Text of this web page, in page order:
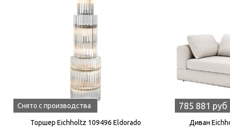
Снято с производства
Торшер Eichholtz 109496 Eldorado
785 881 руб
Диван